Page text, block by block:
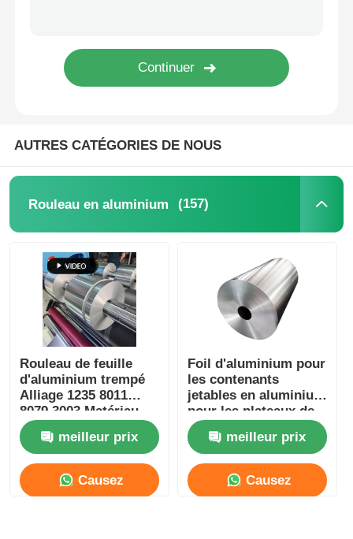
Panneaux en nid d'abeille en aluminium
Nid d'abeilles en aluminium
AUTRES CATÉGORIES DE NOUS
Rouleau en aluminium (157)
Rouleau de feuille
d'aluminium trempé
Alliage 1235 8011
8079 3003 Matériau
pour emballage
alimentaire, isolation,
protection thermique
et conductivité
électrique
meilleur prix
Causez
Foil d'aluminium pour
les contenants
jetables en aluminium
pour les plateaux de
nourriture, les poêles
à pain et les
emballages à
emporter
meilleur prix
Causez